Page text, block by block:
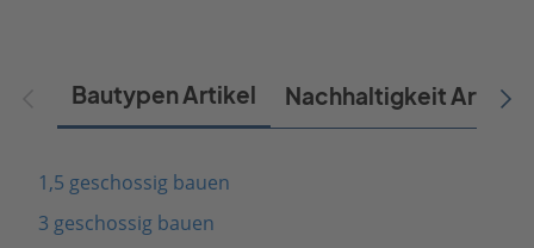
Bautypen Artikel Nachhaltigkeit Artikel
1,5 geschossig bauen
3 geschossig bauen